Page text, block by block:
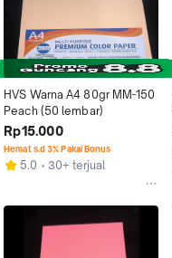
HVS Warna A4 80gr MM-150
Peach (50 lembar)
Rp15.000
Hemat s.d 3% Pakai Bonus
5.0 30+ terjual